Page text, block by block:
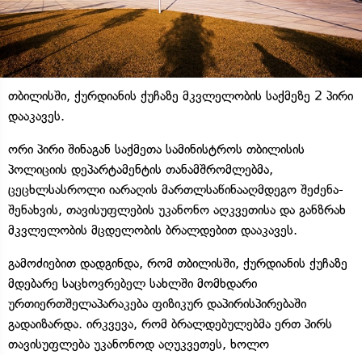
თბილისში, ქურდიანის ქუჩაზე მკვლელობის საქმეზე 2 პირი
დააკავეს.
ორი პირი შინაგან საქმეთა სამინისტროს თბილისის
პოლიციის დეპარტამენტის თანამშრომლებმა,
ცეცხლსასროლი იარაღის მართლსაწინააღმდეგო შეძენა-
შენახვის, თავისუფლების უკანონო აღკვეთისა და განზრახ
მკვლელობის მცდელობის ბრალდებით დააკავეს.
გამოძიებით დადგინდა, რომ თბილისში, ქურდიანის ქუჩაზე
მდებარე საცხოვრებელ სახლში მომხდარი
ურთიერთშელაპარაკება ფიზიკურ დაპირისპირებაში
გადაიზარდა. ირკვევა, რომ ბრალდებულებმა ერთ პირს
თავისუფლება უკანონოდ აღუკვეთეს, ხოლო